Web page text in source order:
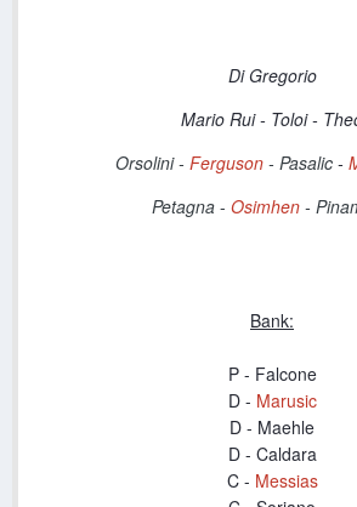
Di Gregorio
Mario Rui - Toloi -
Orsolini - Ferguson - Pasalic -
Petagna - Osimhen -
Bank:
P - Falcone
D - Marusic
D - Maehle
D - Caldara
C - Messias